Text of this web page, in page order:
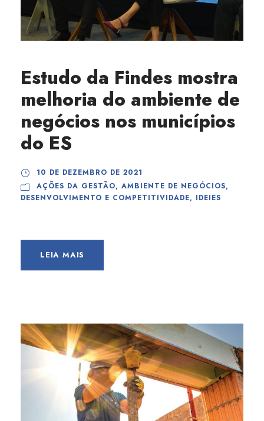
Estudo da Findes mostra
melhoria do ambiente de
negócios nos municípios
do ES
10 DE DEZEMBRO DE 2021
AÇÕES DA GESTÃO, AMBIENTE DE NEGÓCIOS,
DESENVOLVIMENTO E COMPETITIVIDADE, IDEIES
LEIA MAIS